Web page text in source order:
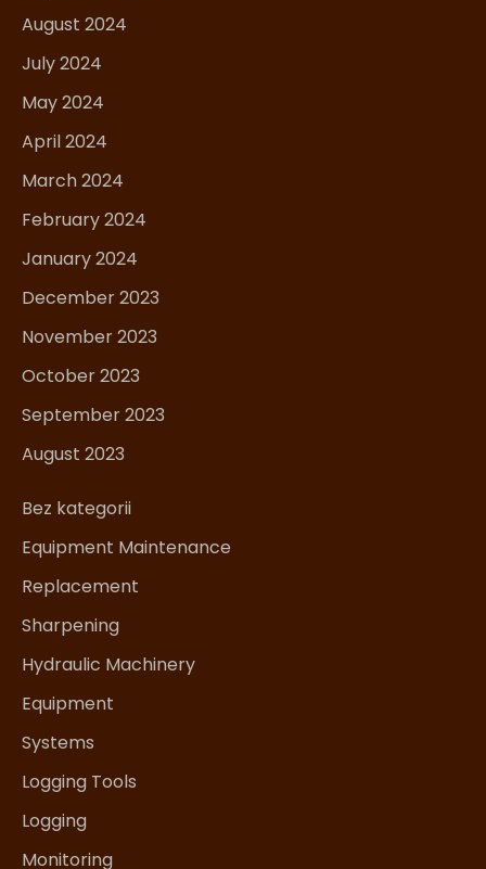
August 2024
July 2024
May 2024
April 2024
March 2024
February 2024
January 2024
December 2023
November 2023
October 2023
September 2023
August 2023
Bez kategorii
Equipment Maintenance
Replacement
Sharpening
Hydraulic Machinery
Equipment
Systems
Logging Tools
Logging
Monitoring